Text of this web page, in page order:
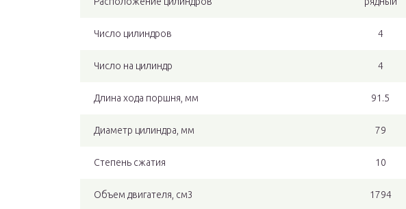
Число цилиндров 4
Число на цилиндр 4
Длина хода поршня, мм 91.5
Диаметр цилиндра, мм 79
Степень сжатия 10
Объем двигателя, см3 1794